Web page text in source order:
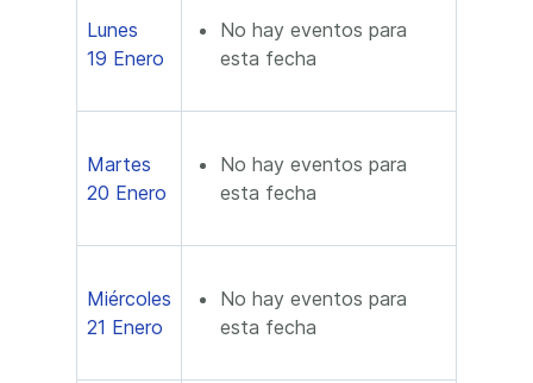
Lunes
19 Enero
No hay eventos para
esta fecha
Martes
20 Enero
No hay eventos para
esta fecha
Miércoles
21 Enero
No hay eventos para
esta fecha